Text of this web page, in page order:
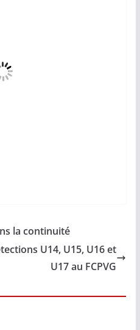
la continuité
U14, U15, U16 et
U17 au FCPVG